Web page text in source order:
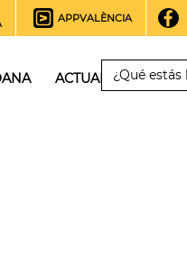
APPVALÈNCIA
ACTUALIDAD